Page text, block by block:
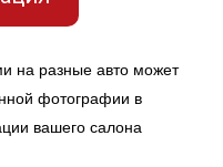
на разные авто может
фотографии в
вашего салона